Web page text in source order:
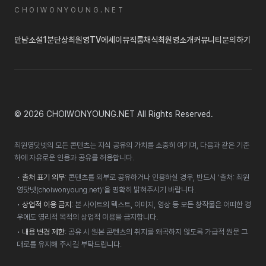
CHOIWONYOUNG.NET
만남소설1분단상최원영TV에세이 뮤직룸채식최원영소개커뮤니티 문의하기
© 2026 CHOIWONYOUNG.NET All Rights Reserved.
최원영닷넷의 모든 콘텐츠는 지식 공유의 가치를 소중히 여기며, 다음과 같은 기준
하에 자유로운 인용과 공유를 허용합니다.
• 출처 표기 의무: 콘텐츠를 외부로 공유하거나 인용하실 경우, 반드시 '출처: 최원
영닷넷(choiwonyoung.net)'을 명확히 밝혀주시기 바랍니다.
• 상업적 이용 금지 : 본 사이트의 텍스트, 이미지, 영상 등 모든 창작물은 어떠한 경
우에도 영리적 목적의 상업적 이용을 금지합니다.
• 내용 변경 제한: 공유 시 원본 콘텐츠의 취지를 왜곡하지 않도록 가급적 원문 그
대로를 유지해 주시길 부탁드립니다.